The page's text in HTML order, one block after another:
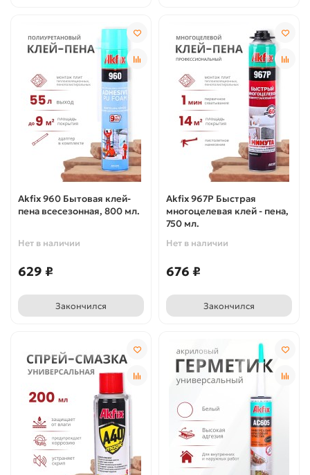
Akfix 960 Бытовая клей-
пена всесезонная, 800 мл.
Нет в наличии
629 ₽
Закончился
Akfix 967P Быстрая
многоцелевая клей - пена,
750 мл.
Нет в наличии
676 ₽
Закончился